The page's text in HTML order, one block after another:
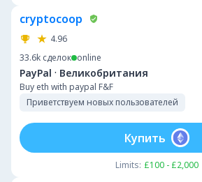
cryptocoop
4.96
33.6k сделок online
PayPal · Великобритания
Buy eth with paypal F&F
Приветствуем новых пользователей
Limits: £100 - £2,000
Купить